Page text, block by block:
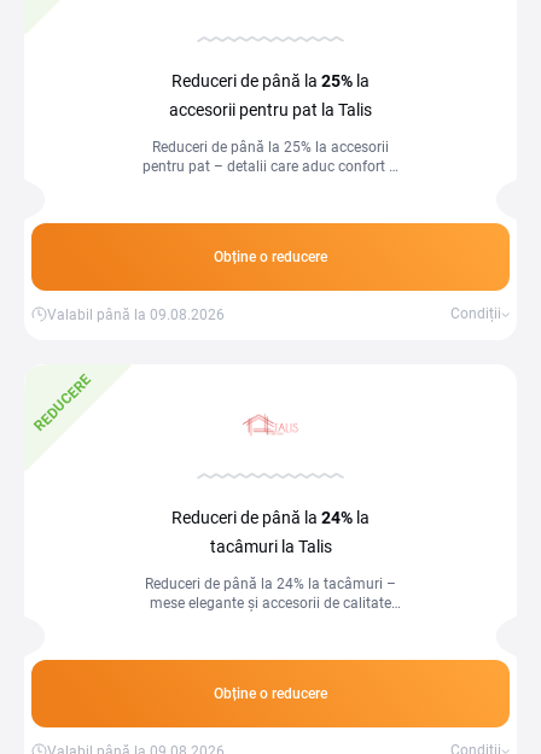
Reduceri de până la 25% la
accesorii pentru pat la Talis
Reduceri de până la 25% la accesorii
pentru pat – detalii care aduc confort și
Obține o reducere
Valabil până la 09.08.2026 Condiții
REDUCERE
Reduceri de până la 24% la
tacâmuri la Talis
Reduceri de până la 24% la tacâmuri –
mese elegante și accesorii de calitate
Obține o reducere
Condiții